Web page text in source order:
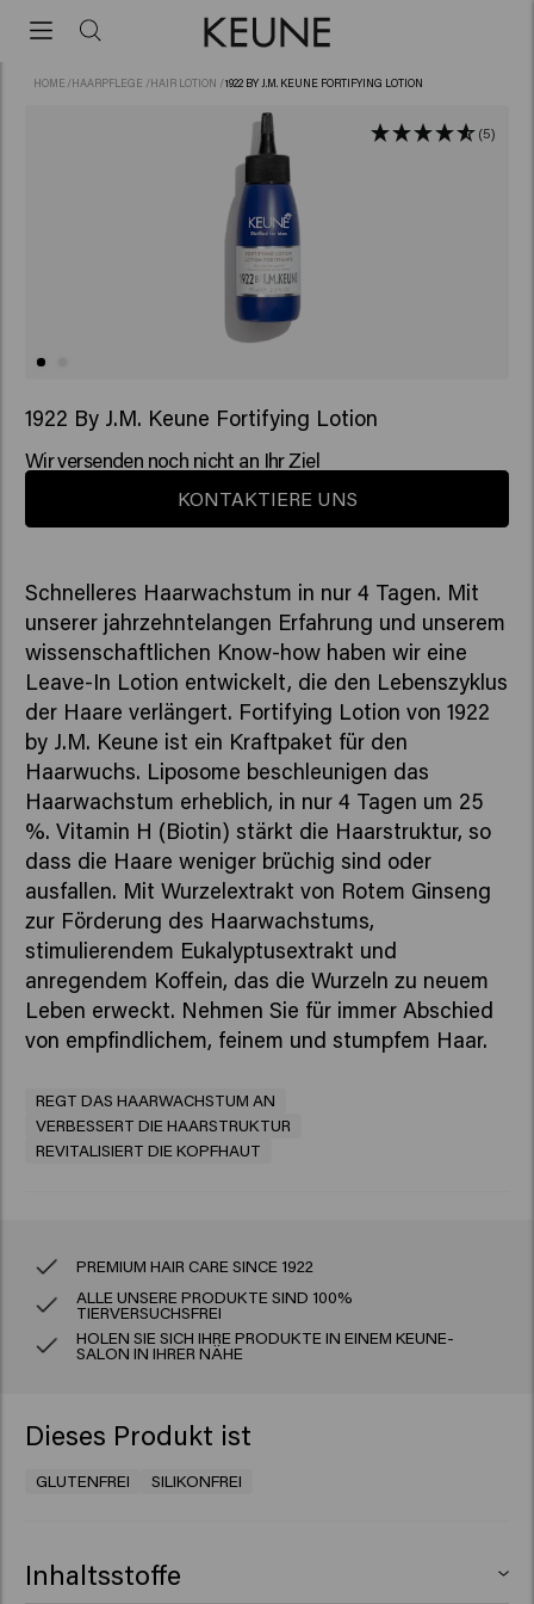
HOME /HAARPFLEGE /HAIR LOTION /1922 BY J.M. KEUNE FORTIFYING LOTION
(5)
1922 By J.M. Keune Fortifying Lotion
Wir versenden noch nicht an Ihr Ziel
KONTAKTIERE UNS
Schnelleres Haarwachstum in nur 4 Tagen. Mit
unserer jahrzehntelangen Erfahrung und unserem
wissenschaftlichen Know-how haben wir eine
Leave-In Lotion entwickelt, die den Lebenszyklus
der Haare verlängert. Fortifying Lotion von 1922
by J.M. Keune ist ein Kraftpaket für den
Haarwuchs. Liposome beschleunigen das
Haarwachstum erheblich, in nur 4 Tagen um 25
%. Vitamin H (Biotin) stärkt die Haarstruktur, so
dass die Haare weniger brüchig sind oder
ausfallen. Mit Wurzelextrakt von Rotem Ginseng
zur Förderung des Haarwachstums,
stimulierendem Eukalyptusextrakt und
anregendem Koffein, das die Wurzeln zu neuem
Leben erweckt. Nehmen Sie für immer Abschied
von empfindlichem, feinem und stumpfem Haar.
REGT DAS HAARWACHSTUM AN
VERBESSERT DIE HAARSTRUKTUR
REVITALISIERT DIE KOPFHAUT
PREMIUM HAIR CARE SINCE 1922
ALLE UNSERE PRODUKTE SIND 100%
TIERVERSUCHSFREI
HOLEN SIE SICH IHRE PRODUKTE IN EINEM KEUNE-
SALON IN IHRER NÄHE
Dieses Produkt ist
GLUTENFREI SILIKONFREI
Inhaltsstoffe